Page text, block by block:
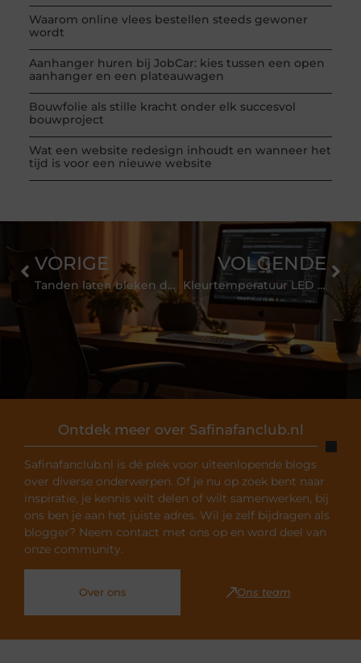
Waarom online vlees bestellen steeds gewoner
wordt
Aanhanger huren bij JobCar: kies tussen een open
aanhanger en een plateauwagen
Bouwfolie als stille kracht onder elk succesvol
bouwproject
Wat een website redesign inhoudt en wanneer het
tijd is voor een nieuwe website
Ontdek meer over Safinafanclub.nl
Safinafanclub.nl is dé plek voor uiteenlopende blogs
over diverse onderwerpen. Of je nu op zoek bent naar
inspiratie, je kennis wilt delen of wilt samenwerken, bij
ons ben je aan het juiste adres. Wil je zelf bijdragen als
blogger? Neem contact met ons op en word deel van
onze community.
Over ons Ons team
VORIGE
Tanden laten bleken door TTL Appelhof
VOLGENDE
Kleurtemperatuur LED lampen